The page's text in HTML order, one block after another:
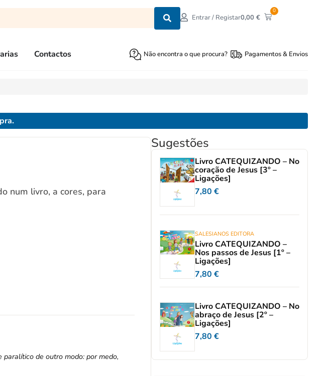
Entrar / Registar0,00€
0
Contactos Não encontra o que procura? Pagamentos & Envios
num livro, a cores, para
de outro modo: por medo,
Sugestões
Livro CATEQUIZANDO – No
coração de Jesus [3º –
Ligações]
7,80 €
SALESIANOS EDITORA
Livro CATEQUIZANDO –
Nos passos de Jesus [1º –
Ligações]
7,80 €
Livro CATEQUIZANDO – No
abraço de Jesus [2º –
Ligações]
7,80 €